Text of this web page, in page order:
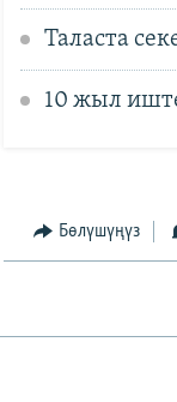
Таласта
10 жыл
Бөлүшүңүз